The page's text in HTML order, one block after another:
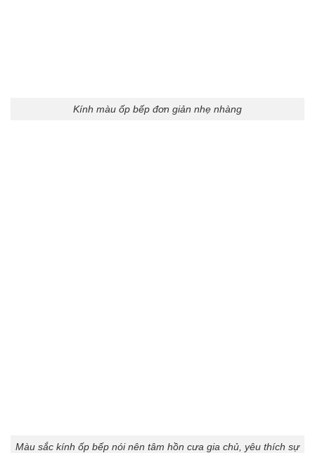
Kính màu ốp bếp đơn giản nhẹ nhàng
Màu sắc kính ốp bếp nói nên tâm hồn cưa gia chủ, yêu thích sự